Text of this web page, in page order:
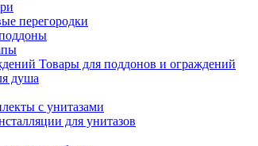
перегородки
Товары для поддонов и ограждений
душа
с унитазами
для унитазов